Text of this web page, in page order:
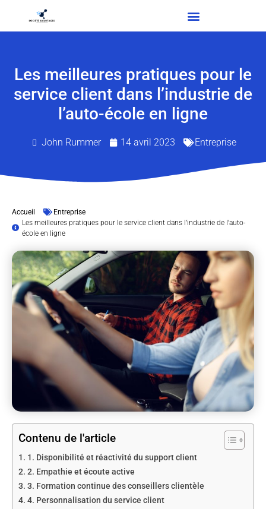
Les meilleures pratiques pour le
service client dans l’industrie de
l’auto-école en ligne
John Rummer 14 avril 2023 Entreprise
Accueil
Entreprise
Les meilleures pratiques pour le service client dans l’industrie de l’auto-
école en ligne
Contenu de l'article
1. Disponibilité et réactivité du support client
2. Empathie et écoute active
3. Formation continue des conseillers clientèle
4. Personnalisation du service client